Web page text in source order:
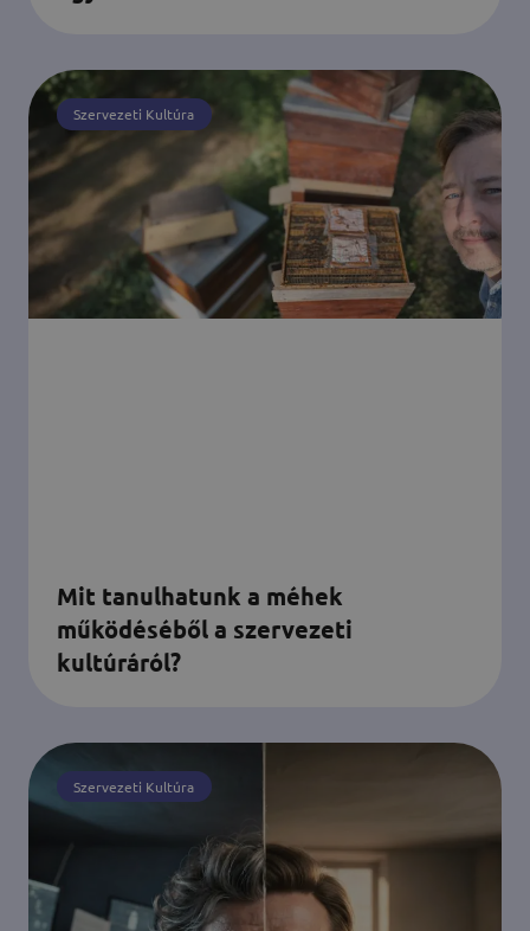
Szervezeti Kultúra
Mit tanulhatunk a méhek
működéséből a szervezeti
kultúráról?
Szervezeti Kultúra